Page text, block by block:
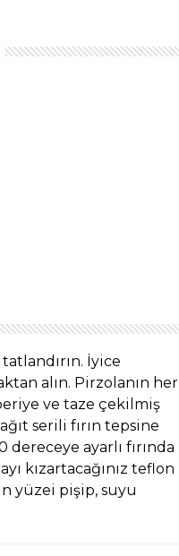
İyice
alın. Pirzolanın her
ve taze çekilmiş
serili fırın tepsine
dereceye ayarlı fırında
kızartacağınız teflon
yüzei pişip, suyu